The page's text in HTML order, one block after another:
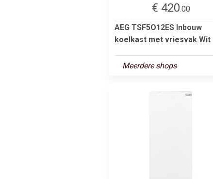
€ 420.00
AEG TSF5O12ES Inbouw
koelkast met vriesvak Wit
Meerdere shops